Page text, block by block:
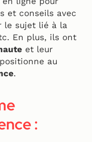
et conseils avec
le sujet lié à la
En plus, ils ont
et leur
au
.
: